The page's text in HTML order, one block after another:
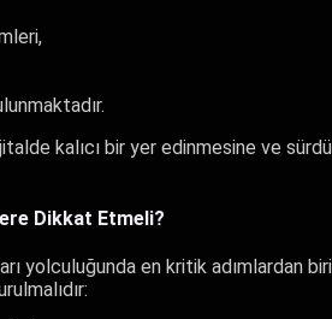
kalıcı bir yer edinmesine ve
Dikkat Etmeli?
yolculuğunda en kritik adımlardan